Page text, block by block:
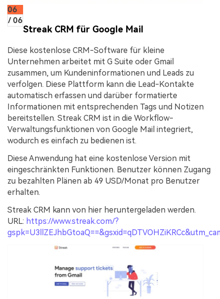
06
/ 06
Streak CRM für Google Mail
Diese kostenlose CRM-Software für kleine
Unternehmen arbeitet mit G Suite oder Gmail
zusammen, um Kundeninformationen und Leads zu
verfolgen. Diese Plattform kann die Lead-Kontakte
automatisch erfassen und darüber formatierte
Informationen mit entsprechenden Tags und Notizen
bereitstellen. Streak CRM ist in die Workflow-
Verwaltungsfunktionen von Google Mail integriert,
wodurch es einfach zu bedienen ist.
Diese Anwendung hat eine kostenlose Version mit
eingeschränkten Funktionen. Benutzer können Zugang
zu bezahlten Plänen ab 49 USD/Monat pro Benutzer
erhalten.
Streak CRM kann von hier heruntergeladen werden.
URL: https://www.streak.com/?